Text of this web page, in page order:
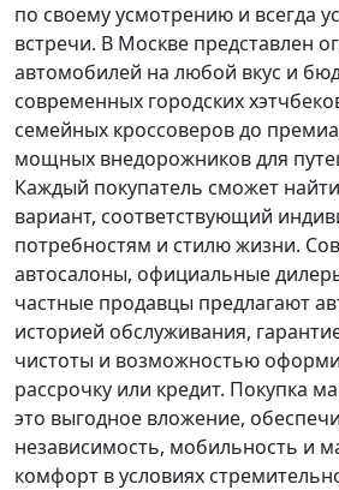
по своему усмотрению и всегда
встречи. В Москве представлен
автомобилей на любой вкус и
современных городских
семейных кроссоверов до
мощных внедорожников для
Каждый покупатель сможет
вариант, соответствующий
потребностям и стилю жизни.
автосалоны, официальные
частные продавцы предлагают
историей обслуживания,
чистоты и возможностью
рассрочку или кредит. Покупка
это выгодное вложение,
независимость, мобильность и
комфорт в условиях